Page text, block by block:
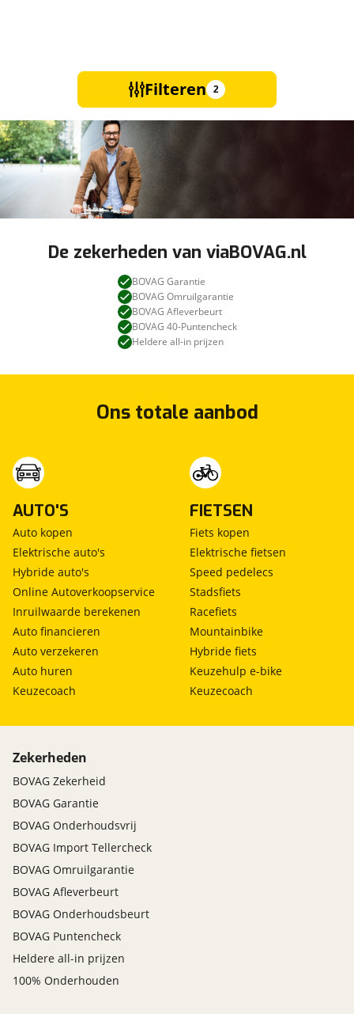
Filteren 2
De zekerheden van viaBOVAG.nl
BOVAG Garantie
BOVAG Omruilgarantie
BOVAG Afleverbeurt
BOVAG 40-Puntencheck
Heldere all-in prijzen
Ons totale aanbod
AUTO'S
Auto kopen
Elektrische auto's
Hybride auto's
Online Autoverkoopservice
Inruilwaarde berekenen
Auto financieren
Auto verzekeren
Auto huren
Keuzecoach
FIETSEN
Fiets kopen
Elektrische fietsen
Speed pedelecs
Stadsfiets
Racefiets
Mountainbike
Hybride fiets
Keuzehulp e-bike
Keuzecoach
Zekerheden
BOVAG Zekerheid
BOVAG Garantie
BOVAG Onderhoudsvrij
BOVAG Import Tellercheck
BOVAG Omruilgarantie
BOVAG Afleverbeurt
BOVAG Onderhoudsbeurt
BOVAG Puntencheck
Heldere all-in prijzen
100% Onderhouden